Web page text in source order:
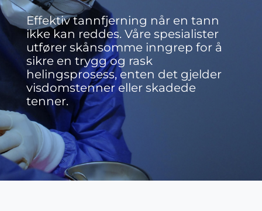
Effektiv tannfjerning når en tann
ikke kan reddes. Våre spesialister
utfører skånsomme inngrep for å
sikre en trygg og rask
helingsprosess, enten det gjelder
visdomstenner eller skadede
tenner.